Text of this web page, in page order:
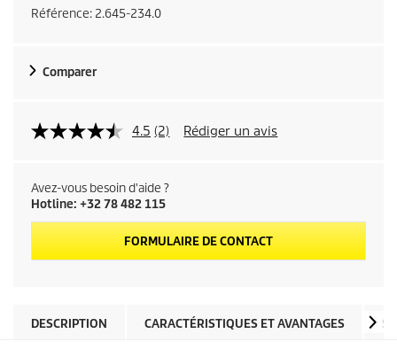
Référence: 2.645-234.0
Comparer
4.5 (2) Rédiger un avis
Avez-vous besoin d'aide ?
Hotline: +32 78 482 115
FORMULAIRE DE CONTACT
DESCRIPTION CARACTÉRISTIQUES ET AVANTAGES